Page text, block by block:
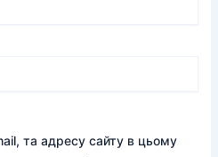
та адресу сайту в цьому